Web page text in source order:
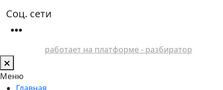
Соц. сети
работает на платформе - разбиратор
Меню